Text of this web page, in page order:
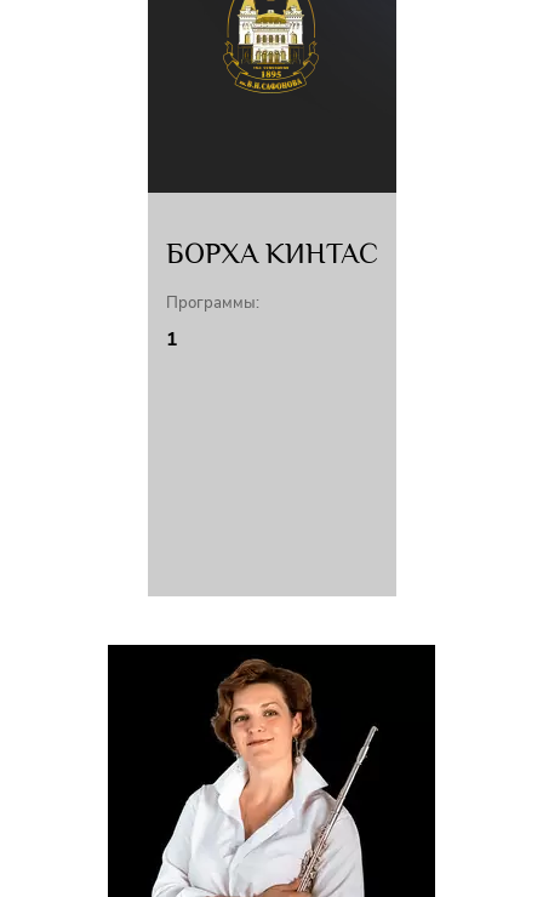
БОРХА КИНТАС
Программы:
1